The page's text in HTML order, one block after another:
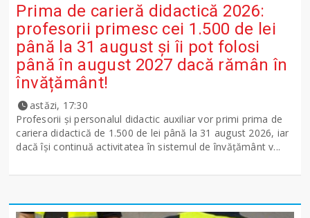
Prima de carieră didactică 2026:
profesorii primesc cei 1.500 de lei
până la 31 august și îi pot folosi
până în august 2027 dacă rămân în
învățământ!
astăzi, 17:30
Profesorii și personalul didactic auxiliar vor primi prima de
cariera didactică de 1.500 de lei până la 31 august 2026, iar
dacă își continuă activitatea în sistemul de învățământ v...